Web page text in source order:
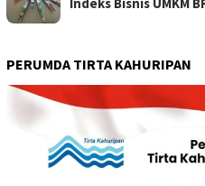
PERUMDA TIRTA KAHURIPAN